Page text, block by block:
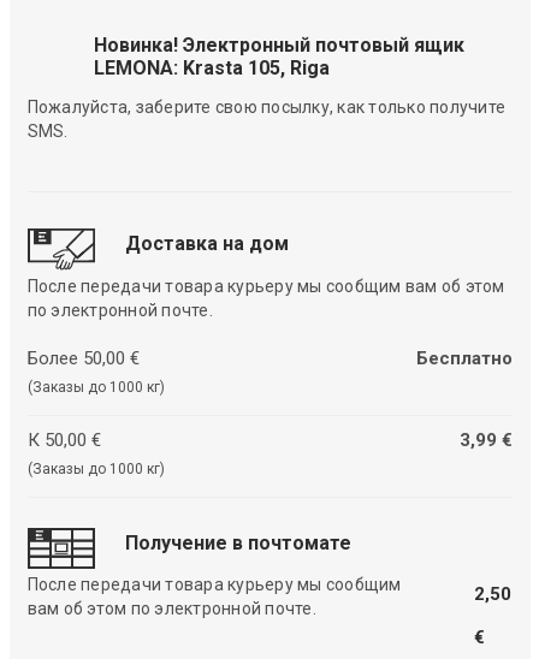
Новинка! Электронный почтовый ящик
LEMONA: Krasta 105, Riga
Пожалуйста, заберите свою посылку, как только получите
SMS.
Доставка на дом
После передачи товара курьеру мы сообщим вам об этом
по электронной почте.
Более 50,00 €
(Заказы до 1000 кг)
Бесплатно
К 50,00 €
(Заказы до 1000 кг)
3,99 €
Получение в почтомате
После передачи товара курьеру мы сообщим
вам об этом по электронной почте.
2,50
€